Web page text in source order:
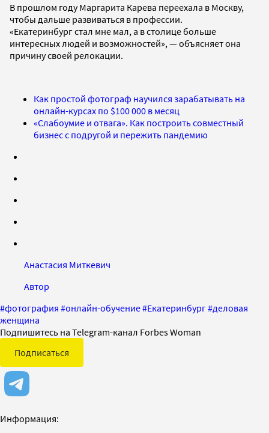
В прошлом году Маргарита Карева переехала в Москву,
чтобы дальше развиваться в профессии.
«Екатеринбург стал мне мал, а в столице больше
интересных людей и возможностей», — объясняет она
причину своей релокации.
Как простой фотограф научился зарабатывать на
онлайн-курсах по $100 000 в месяц
«Слабоумие и отвага». Как построить совместный
бизнес с подругой и пережить пандемию
Анастасия Миткевич
Автор
#фотография #онлайн-обучение#Екатеринбург#деловая
женщина
Подпишитесь на Telegram-канал Forbes Woman
Подписаться
Информация: